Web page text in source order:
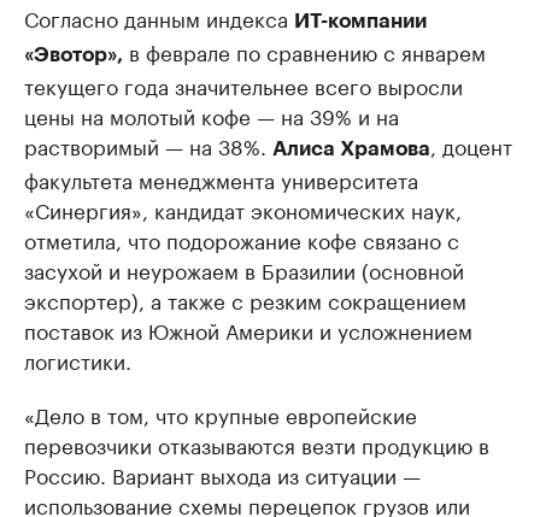
Согласно данным индекса ИТ-компании
«Эвотор», в феврале по сравнению с январем
текущего года значительнее всего выросли
цены на молотый кофе — на 39% и на
растворимый — на 38%. Алиса Храмова, доцент
факультета менеджмента университета
«Синергия», кандидат экономических наук,
отметила, что подорожание кофе связано с
засухой и неурожаем в Бразилии (основной
экспортер), а также с резким сокращением
поставок из Южной Америки и усложнением
логистики.
«Дело в том, что крупные европейские
перевозчики отказываются везти продукцию в
Россию. Вариант выхода из ситуации —
использование схемы перецепок грузов или